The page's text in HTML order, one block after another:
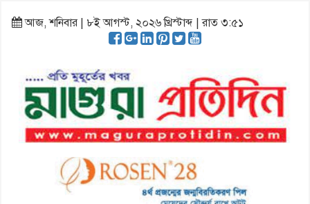
আজ, শনিবার | ৮ই আগস্ট, ২০২৬ খ্রিস্টাব্দ | রাত ৩:৫১